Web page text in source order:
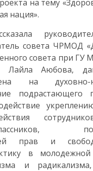
на тему
нация».
совета ЧРМОД
совета при ГУ
Аюбова,
на духовно-
подрастающего
прав и
в
и